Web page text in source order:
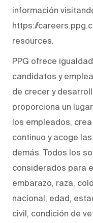
información
https://
resources.
PPG ofrece
candidatos y
de crecer y
proporciona un
los empleados,
continuo y acoge
demás. Todos los
considerados para
embarazo, raza,
nacional, edad,
civil, condición de